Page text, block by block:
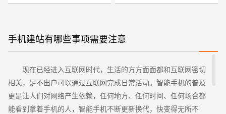
手机建站有哪些事项需要注意
现在已经进入互联网时代，生活的方方面面都和互联网密切
相关，足不出户可以通过互联网完成日常活动。智能手机的普及
更是让人们对网络产生依赖，任何地方、任何时间、任何场合都
能看到拿着手机的人，智能手机不断更新换代，快变得无所不
您的预算 1万-3万 3万-5万 5万-8万